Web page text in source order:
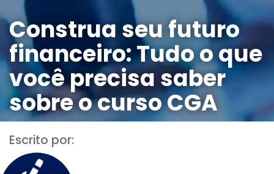
Finanças & Edu. Continuada
Por atuação
Navegação
Sobre nós
Para empresas
Construa seu futuro
financeiro: Tudo o que
você precisa saber
sobre o curso CGA
Escrito por: